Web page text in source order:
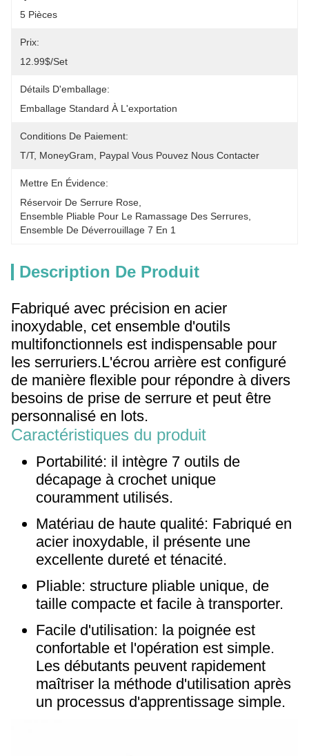
5 Pièces
Prix:
12.99$/set
Détails D'emballage:
Emballage Standard À L'exportation
Conditions De Paiement:
T/T, MoneyGram, Paypal Vous Pouvez Nous Contacter
Mettre En Évidence:
Réservoir De Serrure Rose
Ensemble Pliable Pour Le Ramassage Des Serrures
Ensemble De Déverrouillage 7 En 1
Description De Produit
Fabriqué avec précision en acier
inoxydable, cet ensemble d'outils
multifonctionnels est indispensable pour
les serruriers.L'écrou arrière est configuré
de manière flexible pour répondre à divers
besoins de prise de serrure et peut être
personnalisé en lots.
Caractéristiques du produit
Portabilité: il intègre 7 outils de
décapage à crochet unique
couramment utilisés.
Matériau de haute qualité: Fabriqué en
acier inoxydable, il présente une
excellente dureté et ténacité.
Pliable: structure pliable unique, de
taille compacte et facile à transporter.
Facile d'utilisation: la poignée est
confortable et l'opération est simple.
Les débutants peuvent rapidement
maîtriser la méthode d'utilisation après
un processus d'apprentissage simple.